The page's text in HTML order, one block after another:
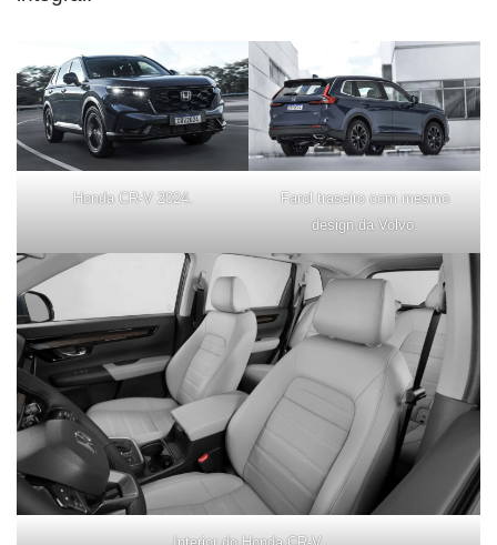
Honda CR-V 2024.
Farol traseiro com mesmo
design da Volvo.